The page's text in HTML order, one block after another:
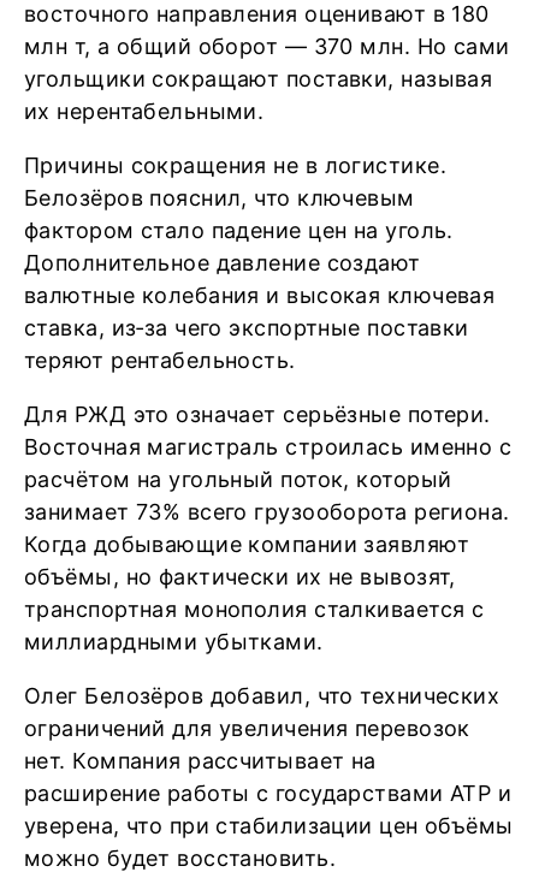
восточного направления оценивают в 180
млн т, а общий оборот — 370 млн. Но сами
угольщики сокращают поставки, называя
их нерентабельными.
Причины сокращения не в логистике.
Белозёров пояснил, что ключевым
фактором стало падение цен на уголь.
Дополнительное давление создают
валютные колебания и высокая ключевая
ставка, из‑за чего экспортные поставки
теряют рентабельность.
Для РЖД это означает серьёзные потери.
Восточная магистраль строилась именно с
расчётом на угольный поток, который
занимает 73% всего грузооборота региона.
Когда добывающие компании заявляют
объёмы, но фактически их не вывозят,
транспортная монополия сталкивается с
миллиардными убытками.
Олег Белозёров добавил, что технических
ограничений для увеличения перевозок
нет. Компания рассчитывает на
расширение работы с государствами АТР и
уверена, что при стабилизации цен объёмы
можно будет восстановить.